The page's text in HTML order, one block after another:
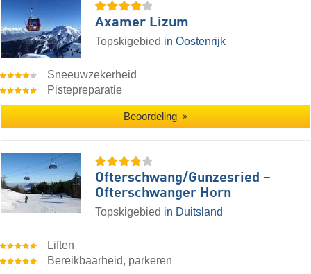
Axamer Lizum
Topskigebied in Oostenrijk
Sneeuwzekerheid
Pistepreparatie
Beoordeling
Ofterschwang/​Gunzesried –
Ofterschwanger Horn
Topskigebied in Duitsland
Liften
Bereikbaarheid, parkeren